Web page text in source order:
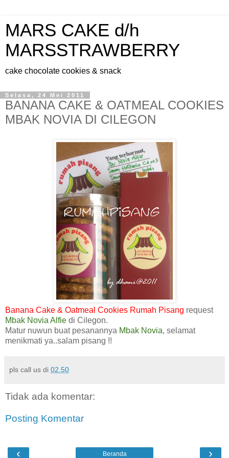
MARS CAKE d/h
MARSSTRAWBERRY
cake chocolate cookies & snack
Selasa, 24 Mei 2011
BANANA CAKE & OATMEAL COOKIES
MBAK NOVIA DI CILEGON
Banana Cake & Oatmeal Cookies Rumah Pisang request
Mbak Novia Alfie di Cilegon.
Matur nuwun buat pesanannya Mbak Novia, selamat
menikmati ya..salam pisang !!
pls call us di 02.50
Tidak ada komentar:
Posting Komentar
‹ ›
Beranda